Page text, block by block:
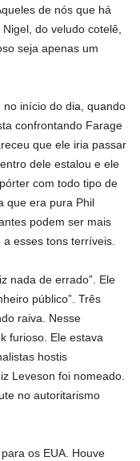
de nós que há
do veludo cotelê,
seja apenas um
início do dia, quando
confrontando Farage
que ele iria passar
dele estalou e ele
com todo tipo de
que era pura Phil
podem ser mais
esses tons terríveis.
nada de errado”. Ele
público”. Três
raiva. Nesse
furioso. Ele estava
hostis
Leveson foi nomeado.
no autoritarismo
os EUA. Houve